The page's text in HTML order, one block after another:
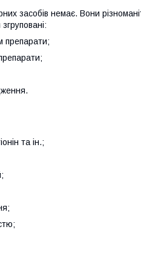
засобів немає. Вони
та ін.;